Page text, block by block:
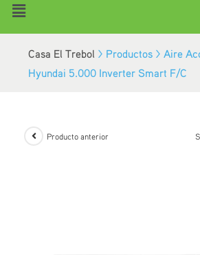
Casa El Trebol > Productos >Aire
Hyundai 5.000 Inverter Smart F/C
Producto anterior